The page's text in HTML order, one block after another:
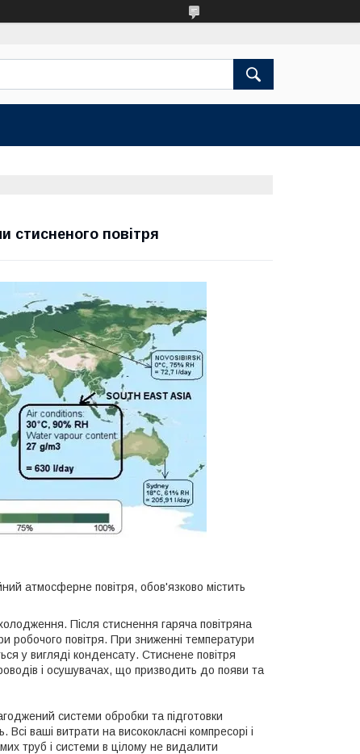
стисненого повітря
атмосферне повітря, обов'язково містить
Після стиснення гаряча повітряна
повітря. При зниженні температури
у вигляді конденсату. Стиснене повітря
і осушувачах, що призводить до появи та
системи обробки та підготовки
ваші витрати на висококласні компресорі і
труб і системи в цілому не видалити